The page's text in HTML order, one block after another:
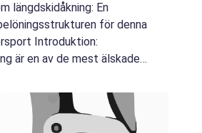
längdskidåkning: En
för denna
Introduktion:
är en av de mest älskade
och uthållighet. För de